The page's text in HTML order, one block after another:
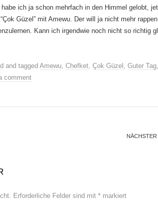
ich ja schon mehrfach in den Himmel gelobt,
Güzel” mit Amewu. Der will ja nicht mehr
Kann ich irgendwie noch nicht so richtig
and tagged Amewu, Chefket, Çok Güzel , Guter Tag,
comment
Erforderliche Felder sind mit * markiert